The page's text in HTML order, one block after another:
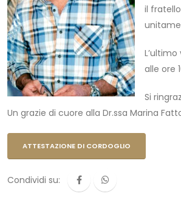
il fratello
alle ore
Si
Un grazie di cuore alla Dr.ssa Marina
ATTESTAZIONE DI CORDOGLIO
Condividi su: